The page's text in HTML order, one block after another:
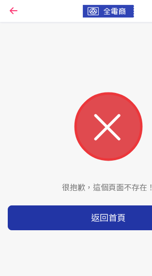
很抱歉，這個頁面不存在！
返回首頁